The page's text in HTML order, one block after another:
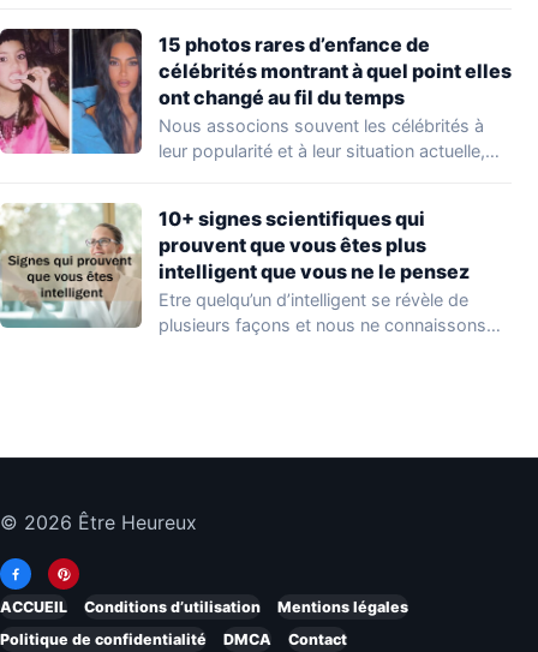
15 photos rares d’enfance de
célébrités montrant à quel point elles
ont changé au fil du temps
Nous associons souvent les célébrités à
leur popularité et à leur situation actuelle,
10+ signes scientifiques qui
prouvent que vous êtes plus
intelligent que vous ne le pensez
Etre quelqu’un d’intelligent se révèle de
plusieurs façons et nous ne connaissons
© 2026 Être Heureux
ACCUEIL Conditions d’utilisation
Mentions légales
Politique de confidentialité
DMCA Contact